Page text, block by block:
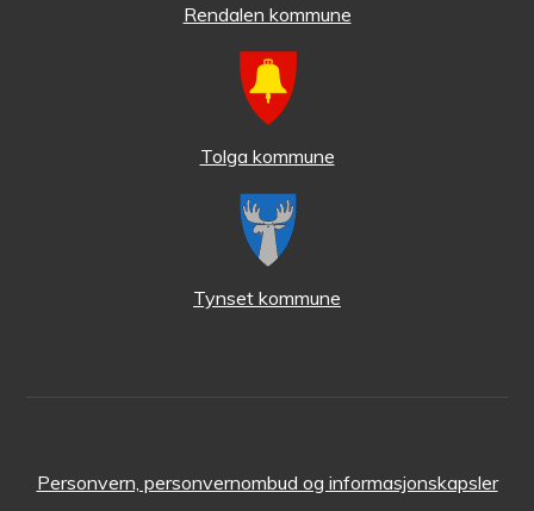
Rendalen kommune
Tolga kommune
Tynset kommune
Personvern, personvernombud og informasjonskapsler